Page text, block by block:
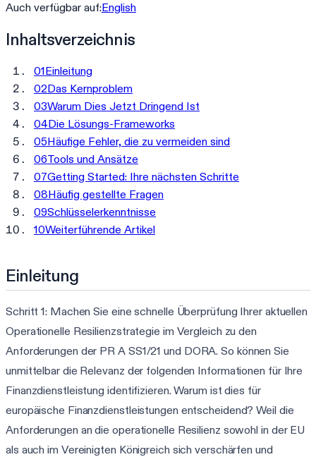
Auch verfügbar auf:English
Inhaltsverzeichnis
01Einleitung
02Das Kernproblem
03Warum Dies Jetzt Dringend Ist
04Die Lösungs-Frameworks
05Häufige Fehler, die zu vermeiden sind
06Tools und Ansätze
07Getting Started: Ihre nächsten Schritte
08Häufig gestellte Fragen
09Schlüsselerkenntnisse
10Weiterführende Artikel
Einleitung
Schritt 1: Machen Sie eine schnelle Überprüfung Ihrer aktuellen
Operationelle Resilienzstrategie im Vergleich zu den
Anforderungen der PR A SS1/21 und DORA. So können Sie
unmittelbar die Relevanz der folgenden Informationen für Ihre
Finanzdienstleistung identifizieren. Warum ist dies für
europäische Finanzdienstleistungen entscheidend? Weil die
Anforderungen an die operationelle Resilienz sowohl in der EU
als auch im Vereinigten Königreich sich verschärfen und